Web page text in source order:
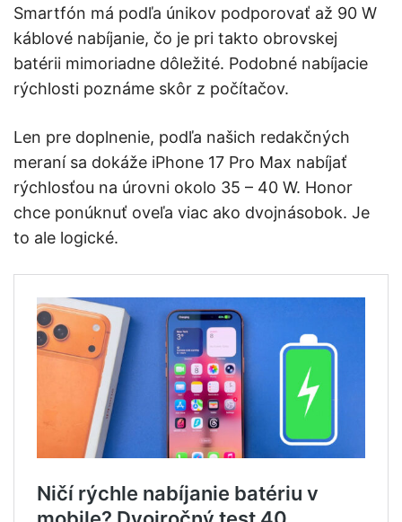
Smartfón má podľa únikov podporovať až 90 W
káblové nabíjanie, čo je pri takto obrovskej
batérii mimoriadne dôležité. Podobné nabíjacie
rýchlosti poznáme skôr z počítačov.
Len pre doplnenie, podľa našich redakčných
meraní sa dokáže iPhone 17 Pro Max nabíjať
rýchlosťou na úrovni okolo 35 – 40 W. Honor
chce ponúknuť oveľa viac ako dvojnásobok. Je
to ale logické.